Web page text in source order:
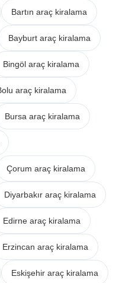
Bartın araç kiralama
Bayburt araç kiralama
Bingöl araç kiralama
araç kiralama
Bursa araç kiralama
Çorum araç kiralama
Diyarbakır araç kiralama
Edirne araç kiralama
Erzincan araç kiralama
Eskişehir araç kiralama